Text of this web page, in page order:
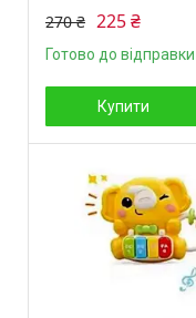
270 ₴ 225 ₴
Готово до відправки
Купити